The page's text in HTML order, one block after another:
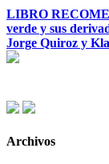
LIBRO
verde y sus
Jorge Quiroz y
Archivos